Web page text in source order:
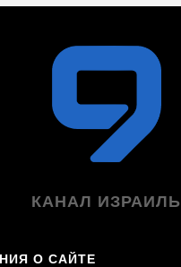
КАНАЛ ИЗРАИЛЬ
О САЙТЕ